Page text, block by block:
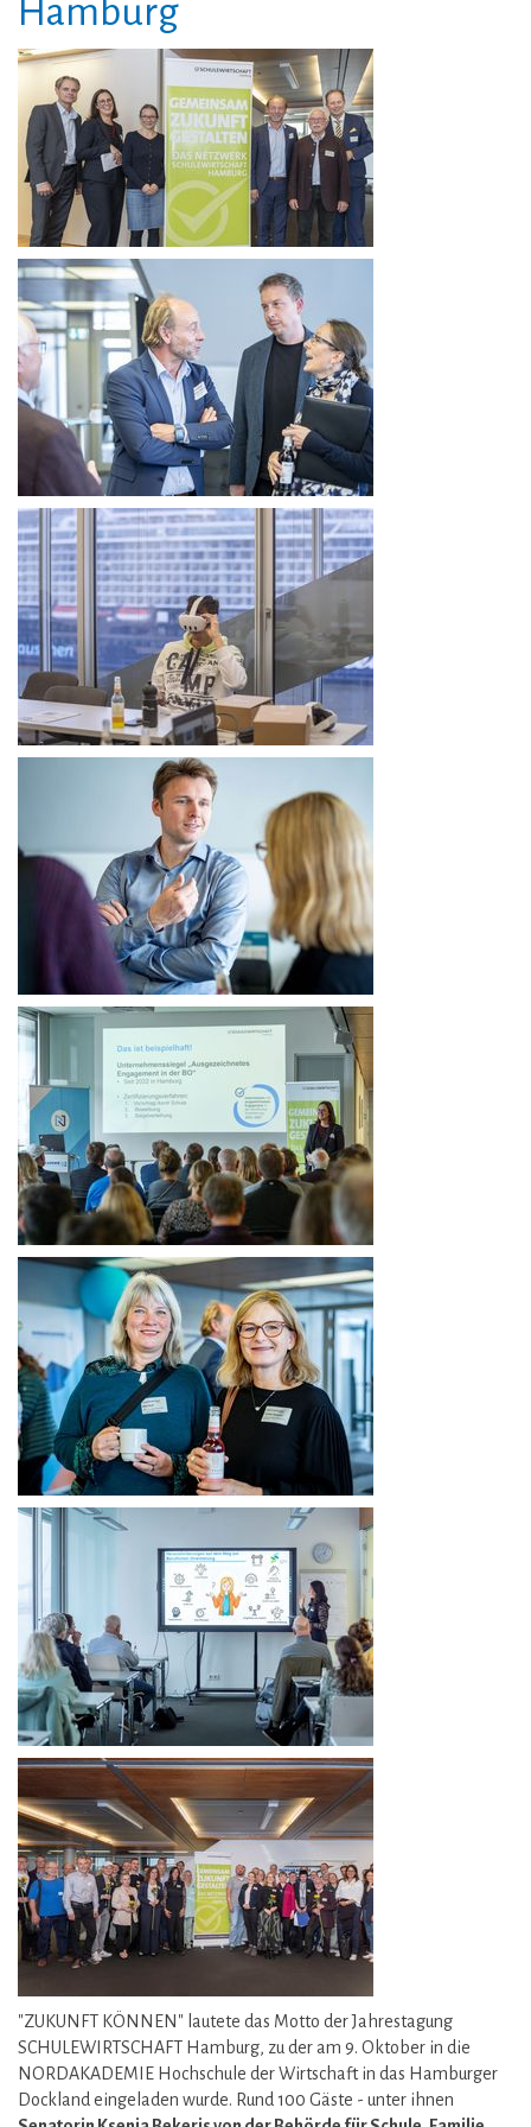
Hamburg
"ZUKUNFT KÖNNEN" lautete das Motto der Jahrestagung
SCHULEWIRTSCHAFT Hamburg, zu der am 9. Oktober in die
NORDAKADEMIE Hochschule der Wirtschaft in das Hamburger
Dockland eingeladen wurde. Rund 100 Gäste - unter ihnen